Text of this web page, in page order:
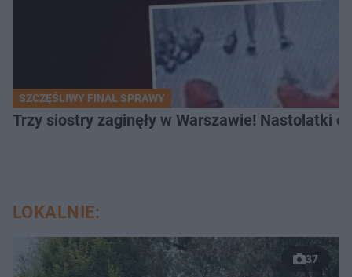
SZCZĘŚLIWY FINAŁ SPRAWY
Trzy siostry zaginęły w Warszawie! Nastolatki
LOKALNIE:
37